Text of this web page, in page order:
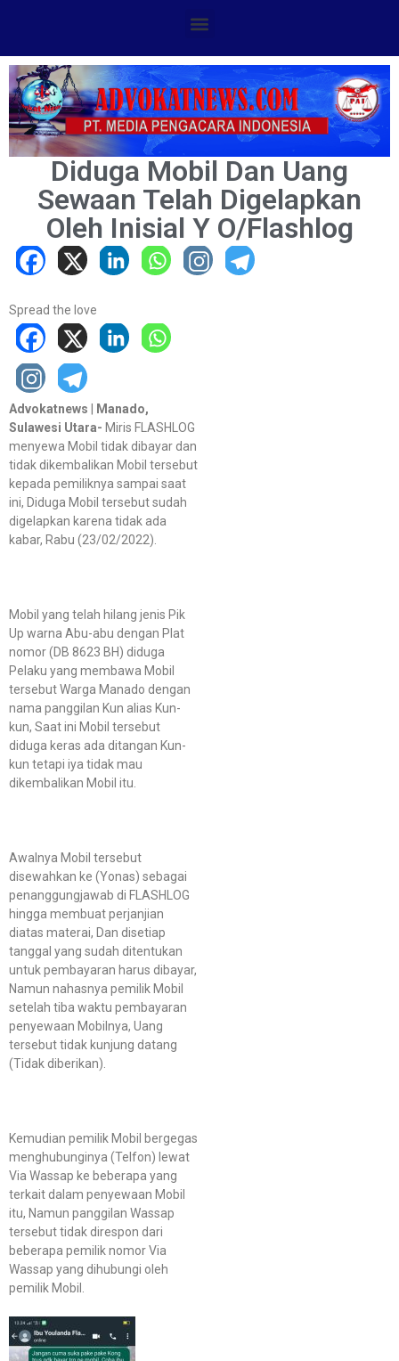
Diduga Mobil Dan Uang
Sewaan Telah Digelapkan
Oleh Inisial Y O/Flashlog
Spread the love
Advokatnews
Manado,
Sulawesi Utara- Miris FLASHLOG
menyewa Mobil tidak dibayar dan
tidak dikembalikan Mobil tersebut
kepada pemiliknya sampai saat
ini, Diduga Mobil tersebut sudah
digelapkan karena tidak ada
kabar, Rabu (23/02/2022).
Mobil yang telah hilang jenis Pik
Up warna Abu-abu dengan Plat
nomor (DB 8623 BH) diduga
Pelaku yang membawa Mobil
tersebut Warga Manado dengan
nama panggilan Kun alias Kun-
kun, Saat ini Mobil tersebut
diduga keras ada ditangan Kun-
kun tetapi iya tidak mau
dikembalikan Mobil itu.
Awalnya Mobil tersebut
disewahkan ke (Yonas) sebagai
penanggungjawab di FLASHLOG
hingga membuat perjanjian
diatas materai, Dan disetiap
tanggal yang sudah ditentukan
untuk pembayaran harus dibayar,
Namun nahasnya pemilik Mobil
setelah tiba waktu pembayaran
penyewaan Mobilnya, Uang
tersebut tidak kunjung datang
(Tidak diberikan).
Kemudian pemilik Mobil bergegas
menghubunginya (Telfon) lewat
Via Wassap ke beberapa yang
terkait dalam penyewaan Mobil
itu, Namun panggilan Wassap
tersebut tidak direspon dari
beberapa pemilik nomor Via
Wassap yang dihubungi oleh
pemilik Mobil.